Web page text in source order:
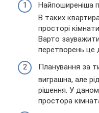
Найпоширеніша
В таких
просторі
Варто
перетворень це
Планування за
виграшна, але
рішення. У
простора